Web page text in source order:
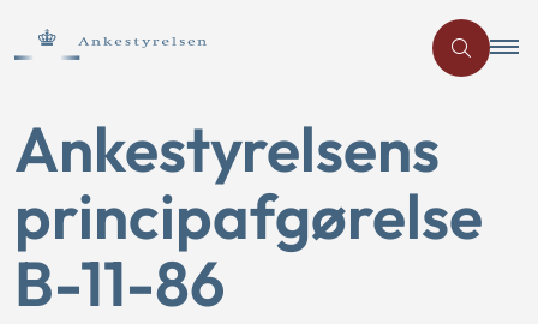
Ankestyrelsens
principafgørelse
B-11-86